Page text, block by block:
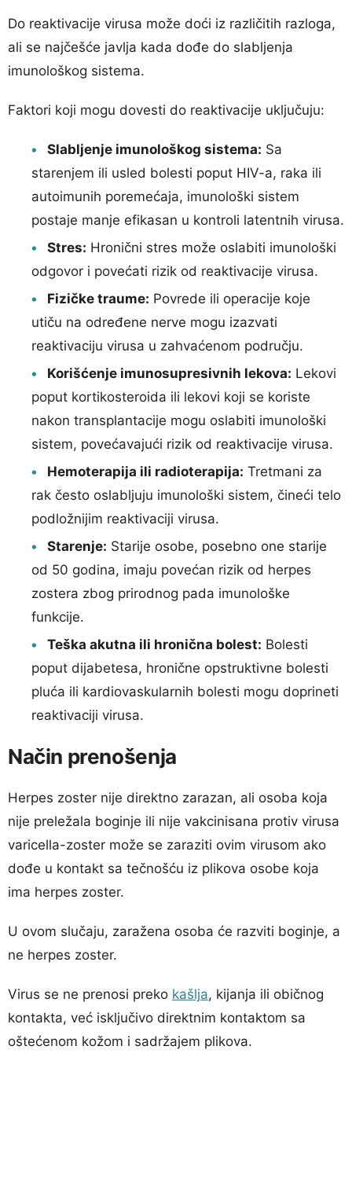
Do reaktivacije virusa može doći iz različitih razloga,
ali se najčešće javlja kada dođe do slabljenja
imunološkog sistema.
Faktori koji mogu dovesti do reaktivacije uključuju:
Slabljenje imunološkog sistema: Sa
starenjem ili usled bolesti poput HIV-a, raka ili
autoimunih poremećaja, imunološki sistem
postaje manje efikasan u kontroli latentnih virusa.
Stres: Hronični stres može oslabiti imunološki
odgovor i povećati rizik od reaktivacije virusa.
Fizičke traume: Povrede ili operacije koje
utiču na određene nerve mogu izazvati
reaktivaciju virusa u zahvaćenom području.
Korišćenje imunosupresivnih lekova: Lekovi
poput kortikosteroida ili lekovi koji se koriste
nakon transplantacije mogu oslabiti imunološki
sistem, povećavajući rizik od reaktivacije virusa.
Hemoterapija ili radioterapija: Tretmani za
rak često oslabljuju imunološki sistem, čineći telo
podložnijim reaktivaciji virusa.
Starenje: Starije osobe, posebno one starije
od 50 godina, imaju povećan rizik od herpes
zostera zbog prirodnog pada imunološke
funkcije.
Teška akutna ili hronična bolest: Bolesti
poput dijabetesa, hronične opstruktivne bolesti
pluća ili kardiovaskularnih bolesti mogu doprineti
reaktivaciji virusa.
Način prenošenja
Herpes zoster nije direktno zarazan, ali osoba koja
nije preležala boginje ili nije vakcinisana protiv virusa
varicella-zoster može se zaraziti ovim virusom ako
dođe u kontakt sa tečnošću iz plikova osobe koja
ima herpes zoster.
U ovom slučaju, zaražena osoba će razviti boginje, a
ne herpes zoster.
Virus se ne prenosi preko kašlja, kijanja ili običnog
kontakta, već isključivo direktnim kontaktom sa
oštećenom kožom i sadržajem plikova.